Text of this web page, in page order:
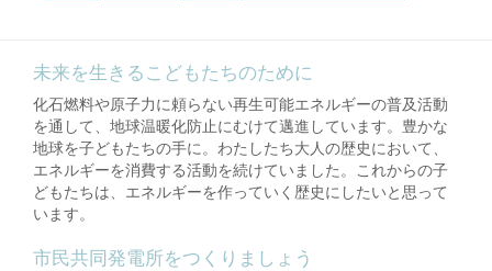
未来を生きるこどもたちのために
化石燃料や原子力に頼らない再生可能エネルギーの普及活動
を通して、地球温暖化防止にむけて邁進しています。豊かな
地球を子どもたちの手に。わたしたち大人の歴史において、
エネルギーを消費する活動を続けていました。これからの子
どもたちは、エネルギーを作っていく歴史にしたいと思って
います。
市民共同発電所をつくりましょう